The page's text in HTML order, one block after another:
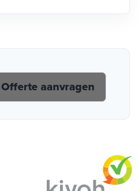
Offerte aanvragen